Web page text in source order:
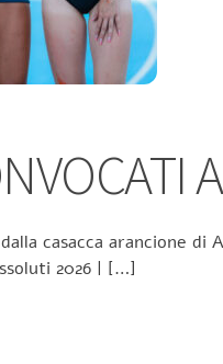
casacca arancione
2026 | […]